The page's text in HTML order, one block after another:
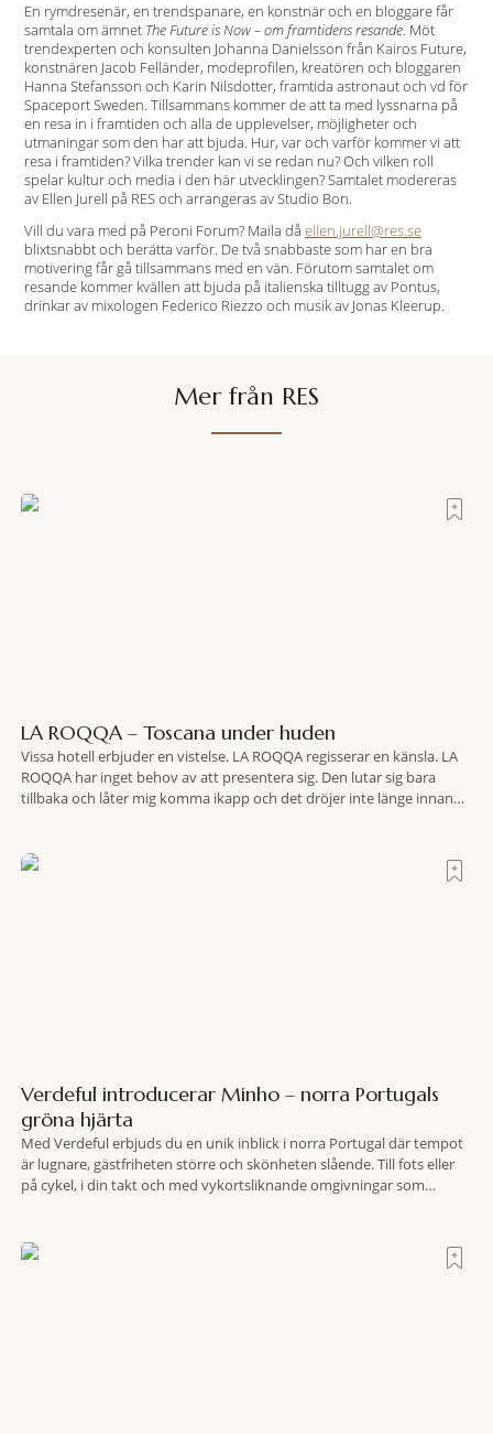
En rymdresenär, en trendspanare, en konstnär och en bloggare får
samtala om ämnet The Future is Now – om framtidens resande. Möt
trendexperten och konsulten Johanna Danielsson från Kairos Future,
konstnären Jacob Felländer, modeprofilen, kreatören och bloggaren
Hanna Stefansson och Karin Nilsdotter, framtida astronaut och vd för
Spaceport Sweden. Tillsammans kommer de att ta med lyssnarna på
en resa in i framtiden och alla de upplevelser, möjligheter och
utmaningar som den har att bjuda. Hur, var och varför kommer vi att
resa i framtiden? Vilka trender kan vi se redan nu? Och vilken roll
spelar kultur och media i den här utvecklingen? Samtalet modereras
av Ellen Jurell på RES och arrangeras av Studio Bon.
Vill du vara med på Peroni Forum? Maila då ellen.jurell@res.se
blixtsnabbt och berätta varför. De två snabbaste som har en bra
motivering får gå tillsammans med en vän. Förutom samtalet om
resande kommer kvällen att bjuda på italienska tilltugg av Pontus,
drinkar av mixologen Federico Riezzo och musik av Jonas Kleerup.
Mer från RES
LA ROQQA – Toscana under huden
Vissa hotell erbjuder en vistelse. LA ROQQA regisserar en känsla. LA
ROQQA har inget behov av att presentera sig. Den lutar sig bara
tillbaka och låter mig komma ikapp och det dröjer inte länge innan
Verdeful introducerar Minho – norra Portugals
gröna hjärta
Med Verdeful erbjuds du en unik inblick i norra Portugal där tempot
är lugnare, gästfriheten större och skönheten slående. Till fots eller
på cykel, i din takt och med vykortsliknande omgivningar som
travel när det